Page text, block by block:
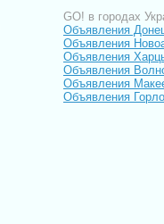
GO! в городах
Объявления
Объявления
Объявления
Объявления
Объявления
Объявления